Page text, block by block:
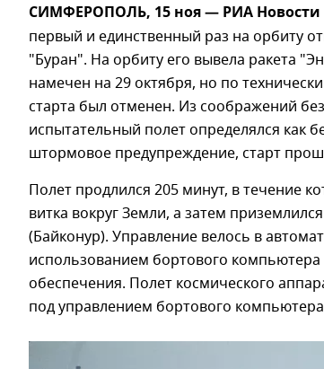
СИМФЕРОПОЛЬ, 15 ноя — РИА
первый и единственный раз на орбиту
"Буран". На орбиту его вывела ракета
намечен на 29 октября, но по
старта был отменен. Из соображений
испытательный полет определялся как
штормовое предупреждение, старт
Полет продлился 205 минут, в течение
витка вокруг Земли, а затем
(Байконур). Управление велось в
использованием бортового
обеспечения. Полет космического
под управлением бортового